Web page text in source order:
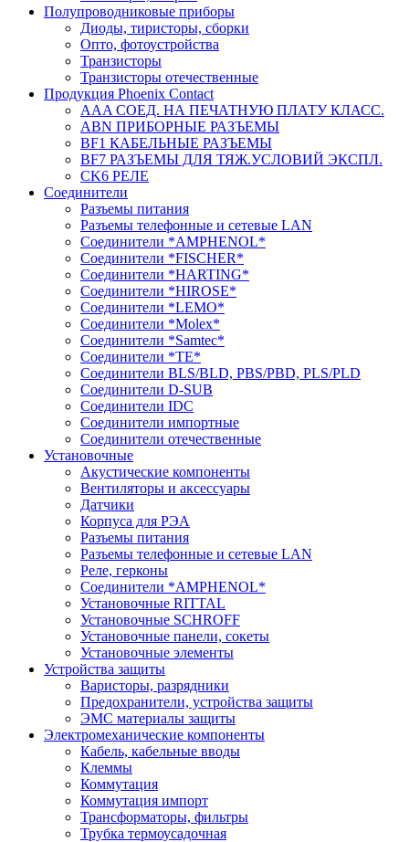
Полупроводниковые приборы
Диоды, тиристоры, сборки
Опто, фотоустройства
Транзисторы
Транзисторы отечественные
Продукция Phoenix Contact
AAA СОЕД. НА ПЕЧАТНУЮ ПЛАТУ КЛАСС.
ABN ПРИБОРНЫЕ РАЗЪЕМЫ
BF1 КАБЕЛЬНЫЕ РАЗЪЕМЫ
BF7 РАЗЪЕМЫ ДЛЯ ТЯЖ.УСЛОВИЙ ЭКСПЛ.
CK6 РЕЛЕ
Соединители
Разъемы питания
Разъемы телефонные и сетевые LAN
Соединители *AMPHENOL*
Соединители *FISCHER*
Соединители *HARTING*
Соединители *HIROSE*
Соединители *LEMO*
Соединители *Molex*
Соединители *Samtec*
Соединители *TE*
Соединители BLS/BLD, PBS/PBD, PLS/PLD
Соединители D-SUB
Соединители IDC
Соединители импортные
Соединители отечественные
Установочные
Акустические компоненты
Вентиляторы и аксессуары
Датчики
Корпуса для РЭА
Разъемы питания
Разъемы телефонные и сетевые LAN
Реле, герконы
Соединители *AMPHENOL*
Установочные RITTAL
Установочные SCHROFF
Установочные панели, сокеты
Установочные элементы
Устройства защиты
Варисторы, разрядники
Предохранители, устройства защиты
ЭМС материалы защиты
Электромеханические компоненты
Кабель, кабельные вводы
Клеммы
Коммутация
Коммутация импорт
Трансформаторы, фильтры
Трубка термоусадочная